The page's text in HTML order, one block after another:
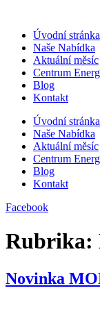
obsahuÚvodní stránka
Naše Nabídka
Aktuální měsíc
Centrum
Blog
Kontakt
Úvodní stránka
Naše Nabídka
Aktuální měsíc
Centrum
Blog
Kontakt
Facebook
Rubrika:
Novinka